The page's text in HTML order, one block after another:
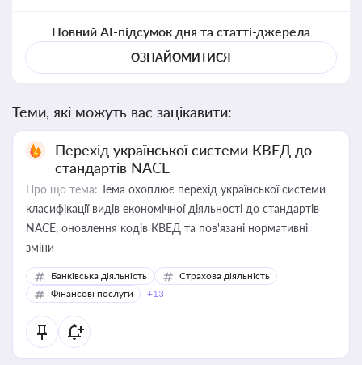
Повний AI-підсумок дня та статті-джерела
ОЗНАЙОМИТИСЯ
Теми, які можуть вас зацікавити:
Перехід української системи КВЕД до
стандартів NACE
Про що тема: Тема охоплює перехід української системи
класифікації видів економічної діяльності до стандартів
NACE, оновлення кодів КВЕД та пов'язані нормативні
зміни
Банківська діяльність
Страхова діяльність
Фінансові послуги
+13